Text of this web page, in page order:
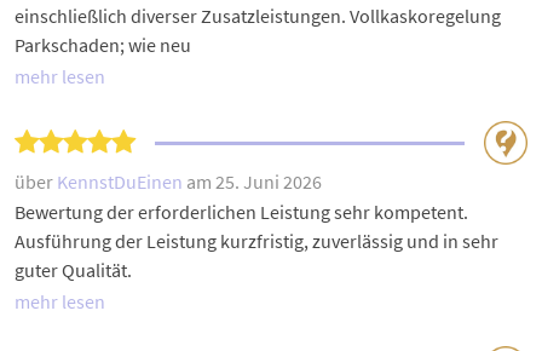
einschließlich diverser Zusatzleistungen. Vollkaskoregelung
Parkschaden; wie neu
mehr lesen
über KennstDuEinen am 25. Juni 2026
Bewertung der erforderlichen Leistung sehr kompetent.
Ausführung der Leistung kurzfristig, zuverlässig und in sehr
guter Qualität.
mehr lesen